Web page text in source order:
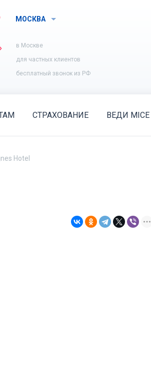
МОСКВА
в Москве
для частных клиентов
бесплатный звонок из РФ
СТРАХОВАНИЕ ВЕДИ MICE
Hotel